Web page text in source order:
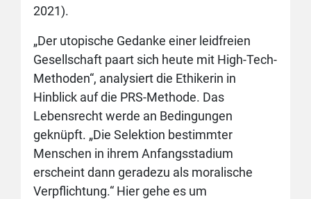
2021).
„Der utopische Gedanke einer leidfreien
Gesellschaft paart sich heute mit High-Tech-
Methoden“, analysiert die Ethikerin in
Hinblick auf die PRS-Methode. Das
Lebensrecht werde an Bedingungen
geknüpft. „Die Selektion bestimmter
Menschen in ihrem Anfangsstadium
erscheint dann geradezu als moralische
Verpflichtung.“ Hier gehe es um